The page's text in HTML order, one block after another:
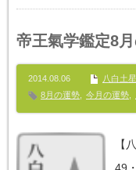
帝王氣学鑑定8
2014.08.06
八白土星
8月の運勢
今月の運勢
【
49